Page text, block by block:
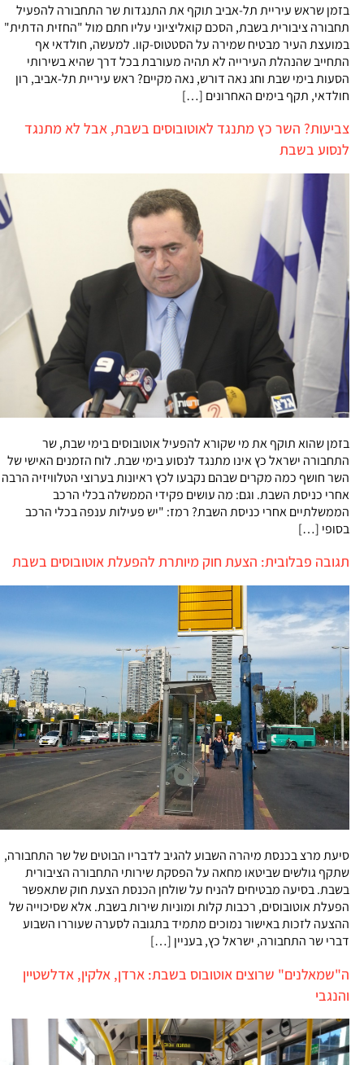
בזמן שראש עיריית תל-אביב תוקף את התנגדות שר התחבורה להפעיל
תחבורה ציבורית בשבת, הסכם קואליציוני עליו חתם מול "החזית הדתית"
במועצת העיר מבטיח שמירה על הסטטוס-קוו. למעשה, חולדאי אף
התחייב שהנהלת העירייה לא תהיה מעורבת בכל דרך שהיא בשירותי
הסעות בימי שבת וחג נאה דורש, נאה מקיים? ראש עיריית תל-אביב, רון
חולדאי, תקף בימים האחרונים […]
צביעות? השר כץ מתנגד לאוטובוסים בשבת, אבל לא מתנגד
לנסוע בשבת
בזמן שהוא תוקף את מי שקורא להפעיל אוטובוסים בימי שבת, שר
התחבורה ישראל כץ אינו מתנגד לנסוע בימי שבת. לוח הזמנים האישי של
השר חושף כמה מקרים שבהם נקבעו לכץ ראיונות בערוצי הטלוויזיה הרבה
אחרי כניסת השבת. וגם: מה עושים פקידי הממשלה בכלי הרכב
הממשלתיים אחרי כניסת השבת? רמז: "יש פעילות ענפה בכלי הרכב
בסופי […]
תגובה פבלובית: הצעת חוק מיותרת להפעלת אוטובוסים בשבת
סיעת מרצ בכנסת מיהרה השבוע להגיב לדבריו הבוטים של שר התחבורה,
שתקף גולשים שביטאו מחאה על הפסקת שירותי התחבורה הציבורית
בשבת. בסיעה מבטיחים להניח על שולחן הכנסת הצעת חוק שתאפשר
הפעלת אוטובוסים, רכבות קלות ומוניות שירות בשבת. אלא שסיכוייה של
ההצעה לזכות באישור נמוכים מתמיד בתגובה לסערה שעוררו השבוע
דברי שר התחבורה, ישראל כץ, בעניין […]
ה"שמאלנים" שרוצים אוטובוס בשבת: ארדן, אלקין, אדלשטיין
והנגבי